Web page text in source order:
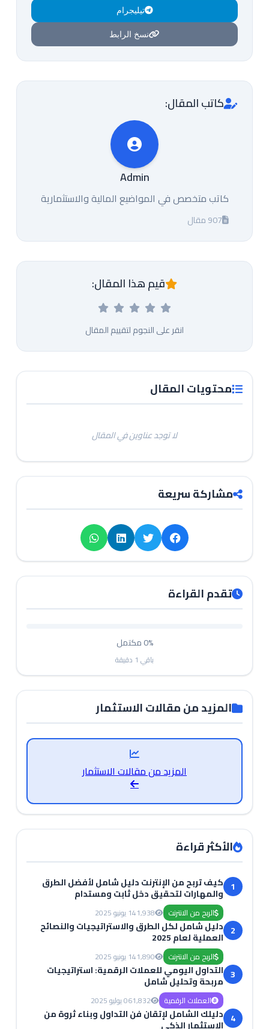
تيليجرام
نسخ الرابط
كاتب المقال:
Admin
كاتب متخصص في المواضيع المالية والاستثمارية
907 مقال
قيم هذا المقال:
انقر على النجوم لتقييم المقال
محتويات المقال
لا توجد عناوين في المقال
مشاركة سريعة
تقدم القراءة
0%مكتمل
باقي 1 دقيقة
المزيد من مقالات الاستثمار
المزيد من مقالات الاستثمار
الأكثر قراءة
1 كيف تربح من الإنترنت دليل شامل لأفضل الطرق
والمهارات لتحقيق دخل ثابت ومستدام
الربح من الانترنت 1,93814 يونيو 2025
2 دليل شامل لكل الطرق والاستراتيجيات والنصائح
العملية لعام 2025
الربح من الانترنت 1,89014 يونيو 2025
3 التداول اليومي للعملات الرقمية: استراتيجيات
مربحة وتحليل شامل
العملات الرقمية 1,83206 يوليو 2025
4 دليلك الشامل لإتقان فن التداول وبناء ثروة من
الاستثمار الذكي